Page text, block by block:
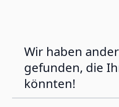
Wir haben
gefunden, die
könnten!